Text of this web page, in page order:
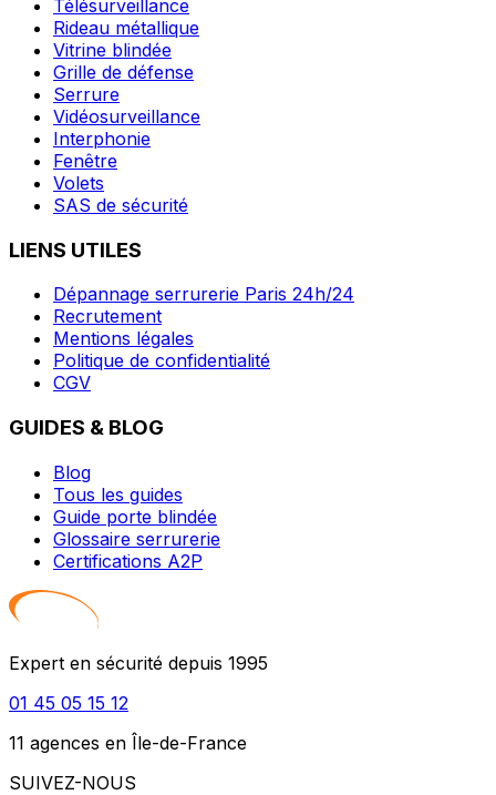
Télésurveillance
Rideau métallique
Vitrine blindée
Grille de défense
Serrure
Vidéosurveillance
Interphonie
Fenêtre
Volets
SAS de sécurité
LIENS UTILES
Dépannage serrurerie Paris 24h/24
Recrutement
Mentions légales
Politique de confidentialité
CGV
GUIDES & BLOG
Blog
Tous les guides
Guide porte blindée
Glossaire serrurerie
Certifications A2P
Expert en sécurité depuis 1995
01 45 05 15 12
11 agences en Île-de-France
SUIVEZ-NOUS